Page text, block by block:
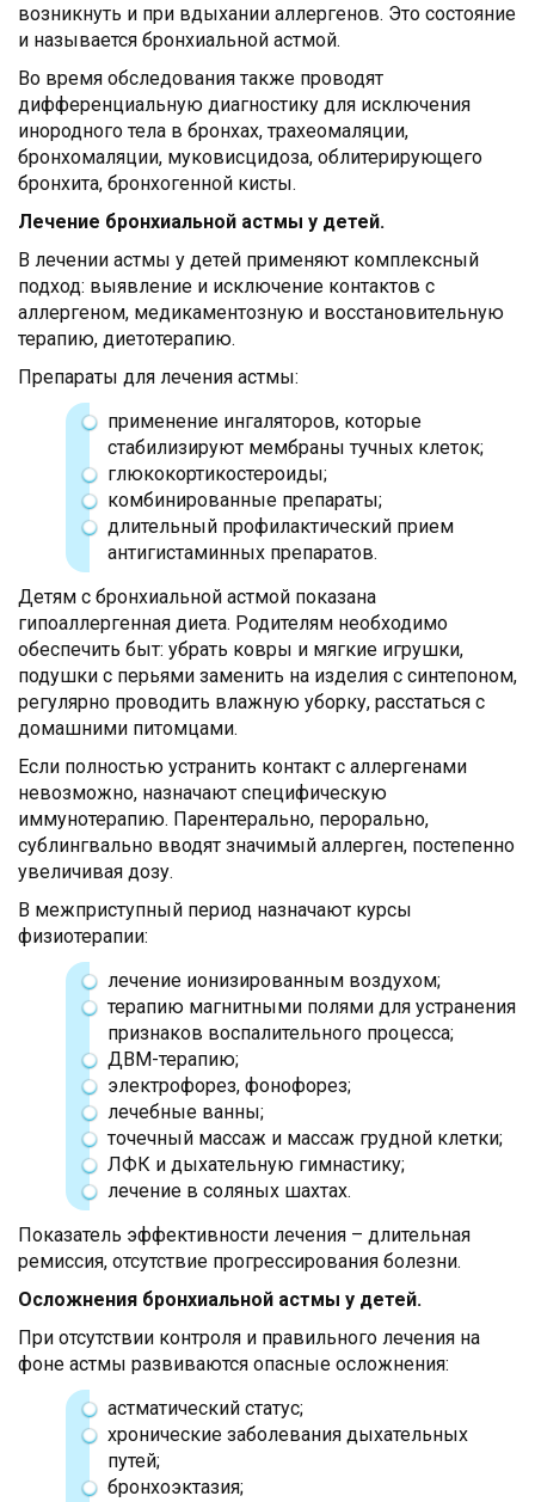
возникнуть и при вдыхании аллергенов. Это состояние
и называется бронхиальной астмой.
Во время обследования также проводят
дифференциальную диагностику для исключения
инородного тела в бронхах, трахеомаляции,
бронхомаляции, муковисцидоза, облитерирующего
бронхита, бронхогенной кисты.
Лечение бронхиальной астмы у детей.
В лечении астмы у детей применяют комплексный
подход: выявление и исключение контактов с
аллергеном, медикаментозную и восстановительную
терапию, диетотерапию.
Препараты для лечения астмы:
применение ингаляторов, которые
стабилизируют мембраны тучных клеток;
глюкокортикостероиды;
комбинированные препараты;
длительный профилактический прием
антигистаминных препаратов.
Детям с бронхиальной астмой показана
гипоаллергенная диета. Родителям необходимо
обеспечить быт: убрать ковры и мягкие игрушки,
подушки с перьями заменить на изделия с синтепоном,
регулярно проводить влажную уборку, расстаться с
домашними питомцами.
Если полностью устранить контакт с аллергенами
невозможно, назначают специфическую
иммунотерапию. Парентерально, перорально,
сублингвально вводят значимый аллерген, постепенно
увеличивая дозу.
В межприступный период назначают курсы
физиотерапии:
лечение ионизированным воздухом;
терапию магнитными полями для устранения
признаков воспалительного процесса;
ДВМ-терапию;
электрофорез, фонофорез;
лечебные ванны;
точечный массаж и массаж грудной клетки;
ЛФК и дыхательную гимнастику;
лечение в соляных шахтах.
Показатель эффективности лечения – длительная
ремиссия, отсутствие прогрессирования болезни.
Осложнения бронхиальной астмы у детей.
При отсутствии контроля и правильного лечения на
фоне астмы развиваются опасные осложнения:
астматический статус;
хронические заболевания дыхательных
путей;
бронхоэктазия;